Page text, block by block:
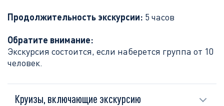
Продолжительность экскурсии: 5 часов
Обратите внимание:
Экскурсия состоится, если наберется группа от 10
человек.
Круизы, включающие экскурсию